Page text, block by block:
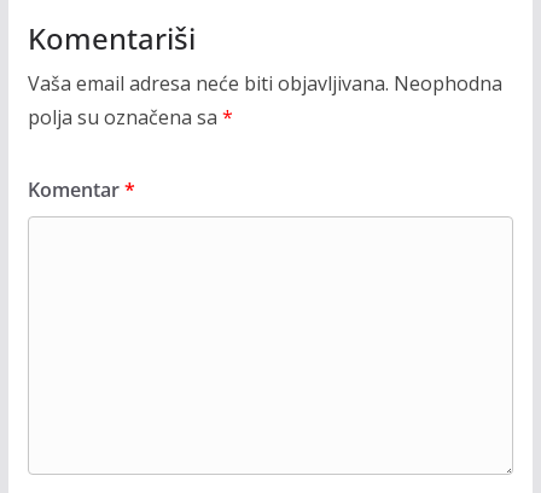
Komentariši
Vaša email adresa neće biti objavljivana. Neophodna
polja su označena sa *
Komentar*